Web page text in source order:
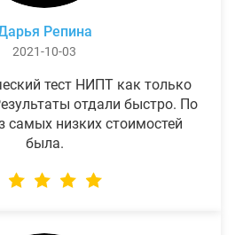
Репина
2021-10-03
тест НИПТ как только
отдали быстро. По
самых низких стоимостей
была.